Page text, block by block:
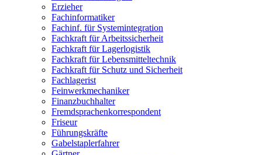
Erzieher
Fachinformatiker
Fachinf. für Systemintegration
Fachkraft für Arbeitssicherheit
Fachkraft für Lagerlogistik
Fachkraft für Lebensmitteltechnik
Fachkraft für Schutz und Sicherheit
Fachlagerist
Feinwerkmechaniker
Finanzbuchhalter
Fremdsprachenkorrespondent
Friseur
Führungskräfte
Gabelstaplerfahrer